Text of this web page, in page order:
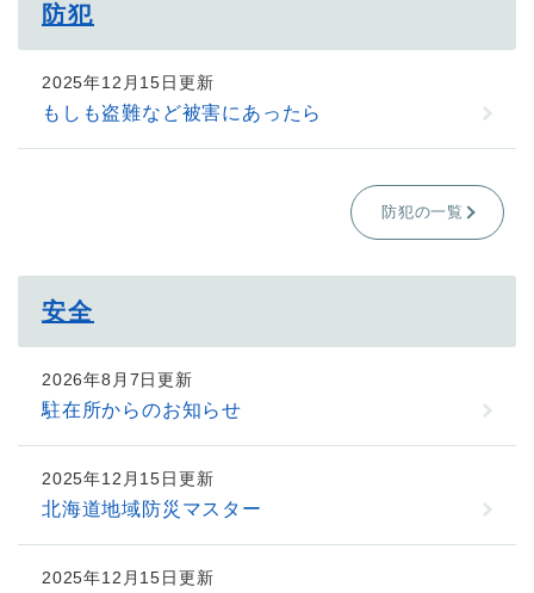
防犯
2025年12月15日更新
もしも盗難など被害にあったら
防犯の一覧
安全
2026年8月7日更新
駐在所からのお知らせ
2025年12月15日更新
北海道地域防災マスター
2025年12月15日更新